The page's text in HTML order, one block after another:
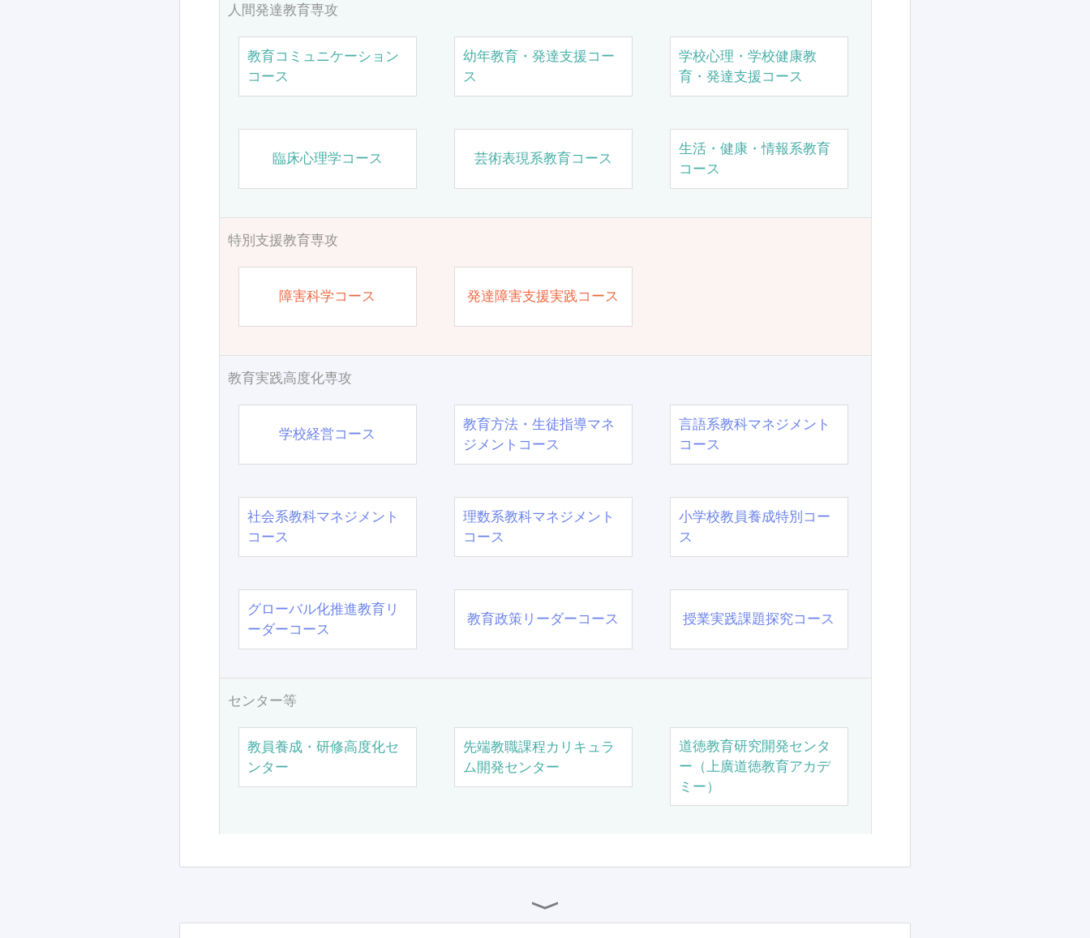
人間発達教育専攻
教育コミュニケーション
コース
幼年教育・発達支援コー
ス
学校心理・学校健康教
育・発達支援コース
臨床心理学コース 芸術表現系教育コース
生活・健康・情報系教育
コース
特別支援教育専攻
障害科学コース 発達障害支援実践コース
教育実践高度化専攻
学校経営コース
教育方法・生徒指導マネ
ジメントコース
言語系教科マネジメント
コース
社会系教科マネジメント
コース
理数系教科マネジメント
コース
小学校教員養成特別コー
ス
グローバル化推進教育リ
ーダーコース
教育政策リーダーコース 授業実践課題探究コース
センター等
教員養成・研修高度化セ
ンター
先端教職課程カリキュラ
ム開発センター
道徳教育研究開発センタ
ー（上廣道徳教育アカデ
ミー）